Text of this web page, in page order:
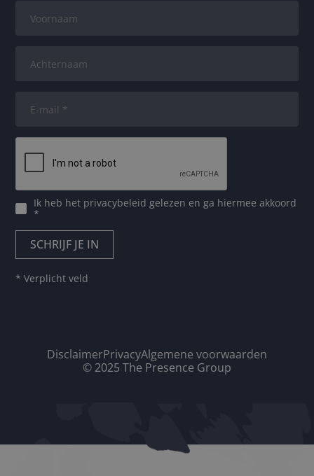
Ik heb het privacybeleid gelezen en ga hiermee akkoord
*
* Verplicht veld
DisclaimerPrivacyAlgemene voorwaarden
© 2025 The Presence Group